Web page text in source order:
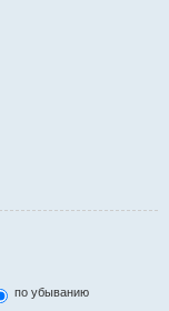
по убыванию